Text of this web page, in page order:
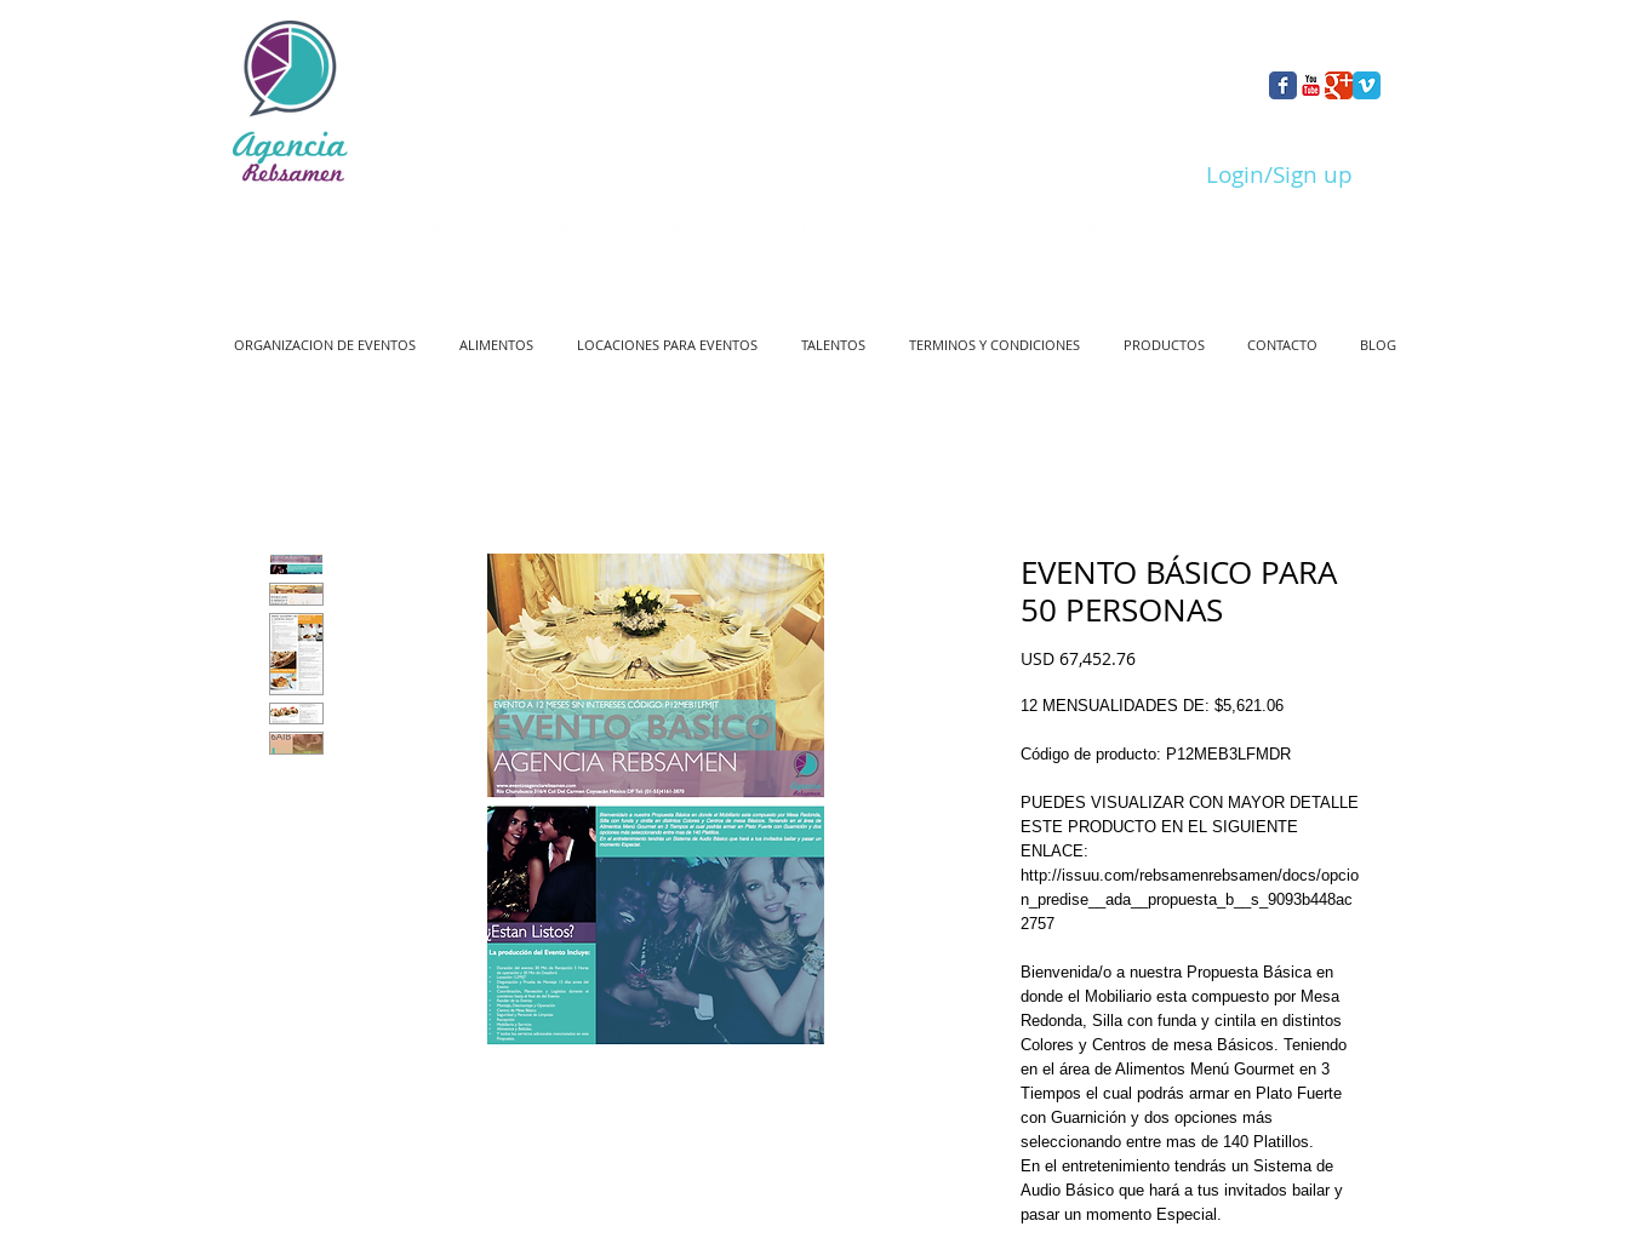
Login/Sign up
ORGANIZACION DE EVENTOS ALIMENTOS LOCACIONES PARA EVENTOS TALENTOS TERMINOS Y CONDICIONES PRODUCTOS CONTACTO BLOG
EVENTO BÁSICO PARA
50 PERSONAS
USD 67,452.76Price
12 MENSUALIDADES DE: $5,621.06
Código de producto: P12MEB3LFMDR
PUEDES VISUALIZAR CON MAYOR DETALLE
ESTE PRODUCTO EN EL SIGUIENTE
ENLACE:
http://issuu.com/rebsamenrebsamen/docs/opcio
n_predise__ada__propuesta_b__s_9093b448ac
2757
Bienvenida/o a nuestra Propuesta Básica en
donde el Mobiliario esta compuesto por Mesa
Redonda, Silla con funda y cintila en distintos
Colores y Centros de mesa Básicos. Teniendo
en el área de Alimentos Menú Gourmet en 3
Tiempos el cual podrás armar en Plato Fuerte
con Guarnición y dos opciones más
seleccionando entre mas de 140 Platillos.
En el entretenimiento tendrás un Sistema de
Audio Básico que hará a tus invitados bailar y
pasar un momento Especial.